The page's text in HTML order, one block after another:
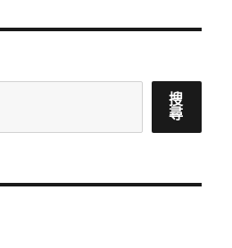
搜
尋